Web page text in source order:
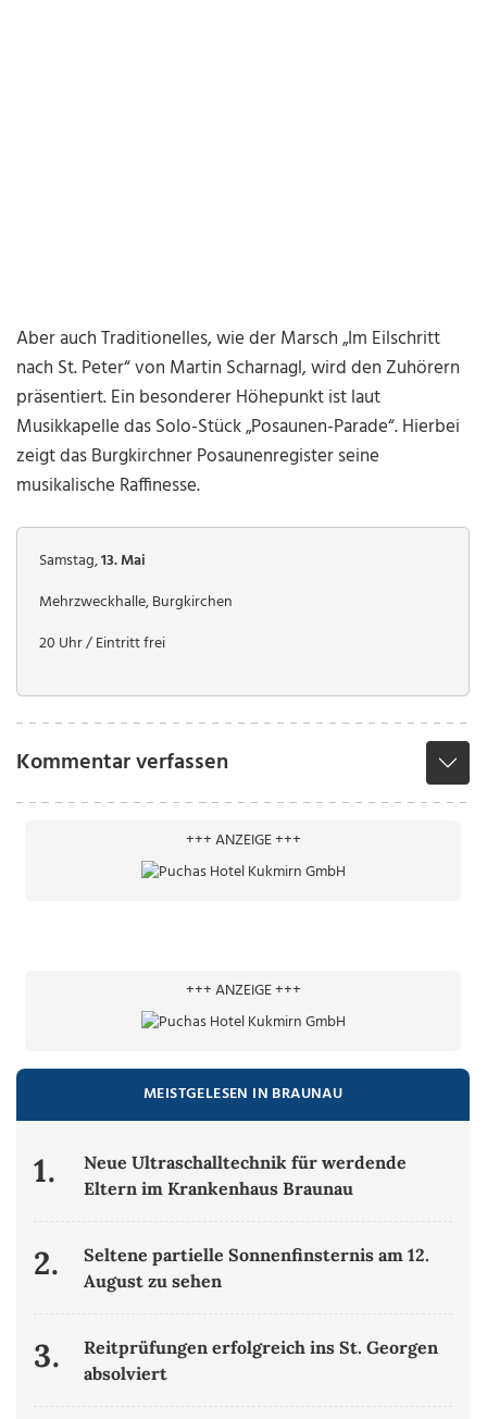
Aber auch Traditionelles, wie der Marsch „Im Eilschritt
nach St. Peter“ von Martin Scharnagl, wird den Zuhörern
präsentiert. Ein besonderer Höhepunkt ist laut
Musikkapelle das Solo-Stück „Posaunen-Parade“. Hierbei
zeigt das Burgkirchner Posaunenregister seine
musikalische Raffinesse.
Samstag,13. Mai
Mehrzweckhalle, Burgkirchen
20 Uhr / Eintritt frei
Kommentar verfassen
+++ ANZEIGE +++
+++ ANZEIGE +++
MEISTGELESEN IN BRAUNAU
1.
Neue Ultraschalltechnik für werdende
Eltern im Krankenhaus Braunau
2.
Seltene partielle Sonnenfinsternis am 12.
August zu sehen
3.
Reitprüfungen erfolgreich ins St. Georgen
absolviert